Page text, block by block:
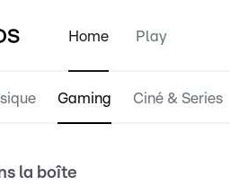
Home Play
Gaming Ciné & Series
la boîte